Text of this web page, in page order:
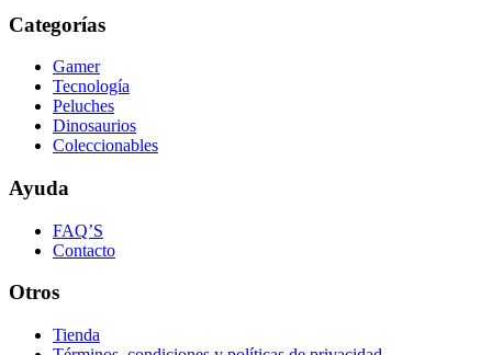
Categorías
Gamer
Tecnología
Peluches
Dinosaurios
Coleccionables
Ayuda
FAQ’S
Contacto
Otros
Tienda